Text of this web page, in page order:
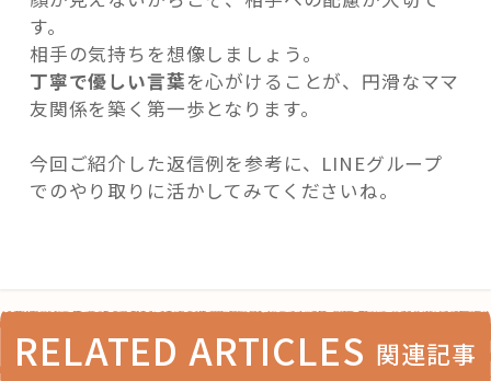
す。
相手の気持ちを想像しましょう。
丁寧で優しい言葉を心がけることが、円滑なママ
友関係を築く第一歩となります。
今回ご紹介した返信例を参考に、LINEグループ
でのやり取りに活かしてみてくださいね。
RELATED ARTICLES 関連記事